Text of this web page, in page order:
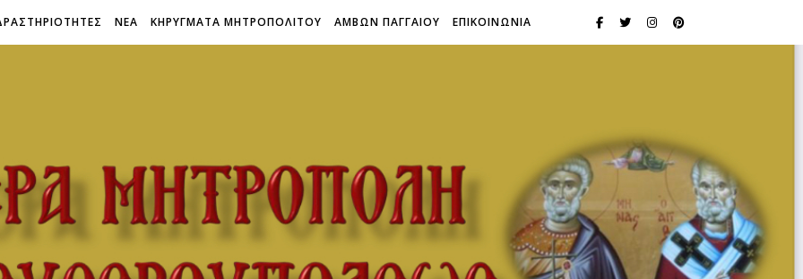
ΝΕΑ ΚΗΡΥΓΜΑΤΑ ΜΗΤΡΟΠΟΛΙΤΟΥ ΑΜΒΩΝ ΠΑΓΓΑΙΟΥ ΕΠΙΚΟΙΝΩΝΙΑ